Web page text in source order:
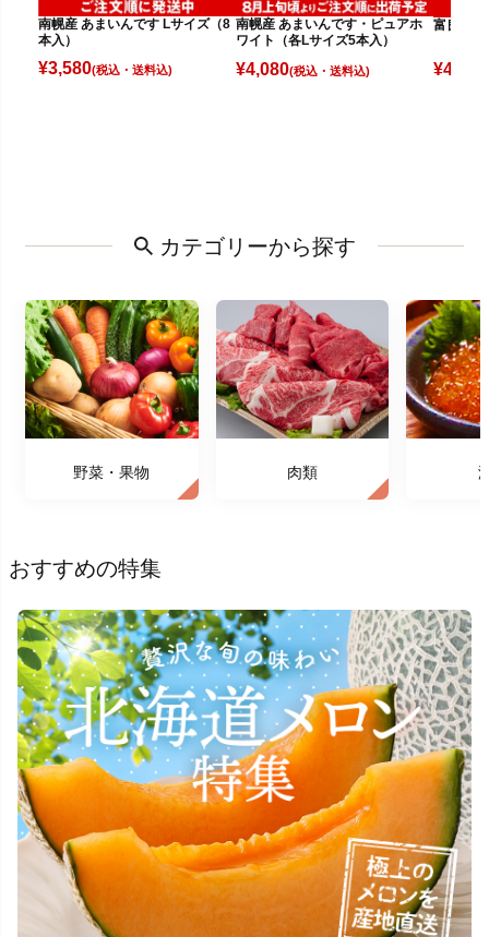
南幌産 あまいんです Lサイズ（8
本入）
¥3,580(税込)
南幌産 あまいんです・ピュアホ
ワイト（各Lサイズ5本入）
¥4,080(税込)
富良野
¥4,980
カテゴリーから探す
野菜・果物 肉類
おすすめの特集